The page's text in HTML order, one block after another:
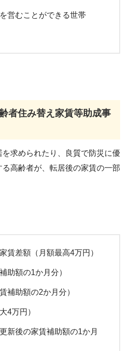
営むことができる世帯
者住み替え家賃等助成事
求められたり、良質で防災に優
高齢者が、転居後の家賃の一部
賃差額（月額最高4万円）
助額の1か月分）
補助額の2か月分）
4万円）
新後の家賃補助額の1か月